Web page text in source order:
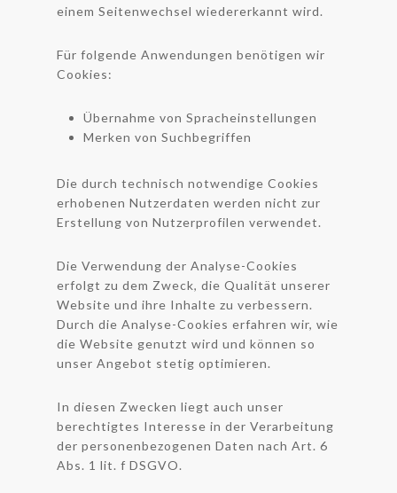
einem Seitenwechsel wiedererkannt wird.
Für folgende Anwendungen benötigen wir
Cookies:
Übernahme von Spracheinstellungen
Merken von Suchbegriffen
Die durch technisch notwendige Cookies
erhobenen Nutzerdaten werden nicht zur
Erstellung von Nutzerprofilen verwendet.
Die Verwendung der Analyse-Cookies
erfolgt zu dem Zweck, die Qualität unserer
Website und ihre Inhalte zu verbessern.
Durch die Analyse-Cookies erfahren wir, wie
die Website genutzt wird und können so
unser Angebot stetig optimieren.
In diesen Zwecken liegt auch unser
berechtigtes Interesse in der Verarbeitung
der personenbezogenen Daten nach Art. 6
Abs. 1 lit. f DSGVO.